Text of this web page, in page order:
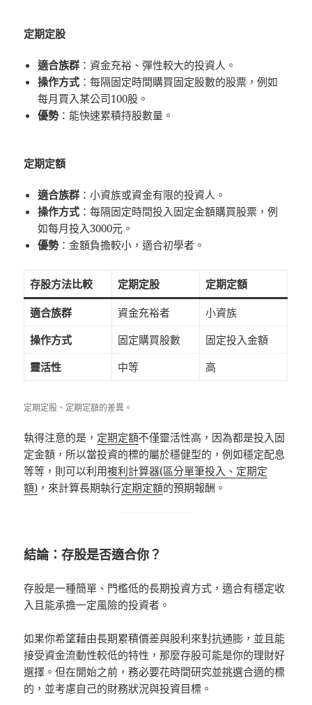
定期定股
適合族群 ：資金充裕、彈性較大的投資人。
操作方式 ：每隔固定時間購買固定股數的股票，例如
每月買入某公司100股。
優勢：能快速累積持股數量。
定期定額
適合族群 ：小資族或資金有限的投資人。
操作方式 ：每隔固定時間投入固定金額購買股票，例
如每月投入3000元。
優勢：金額負擔較小，適合初學者。
存股方法比較 定期定股 定期定額
適合族群 資金充裕者
小資族
操作方式
固定購買股數
固定投入金額
靈活性
中等 高
定期定股、定期定額的差異。
執得注意的是， 定期定額不僅靈活性高，因為都是投入固
定金額，所以當投資的標的屬於穩健型的，例如穩定配息
等等，則可以利用複利計算器(區分單筆投入、定期定
額) ，來計算長期執行定期定額的預期報酬。
結論：存股是否適合你？
存股是一種簡單、門檻低的長期投資方式，適合有穩定收
入且能承擔一定風險的投資者。
如果你希望藉由長期累積價差與股利來對抗通膨，並且能
接受資金流動性較低的特性，那麼存股可能是你的理財好
選擇。但在開始之前，務必要花時間研究並挑選合適的標
的，並考慮自己的財務狀況與投資目標。